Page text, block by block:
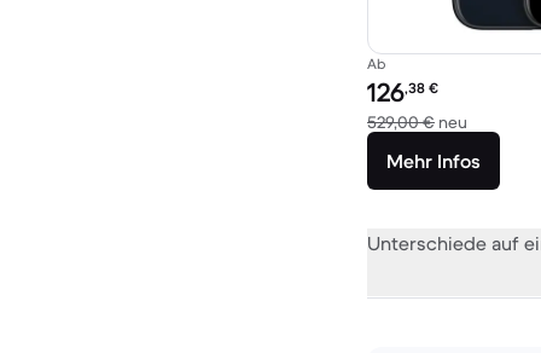
Ab
Preis des erneuerten
126,38 €
529,00 € neu
Mehr Infos
Unterschiede auf